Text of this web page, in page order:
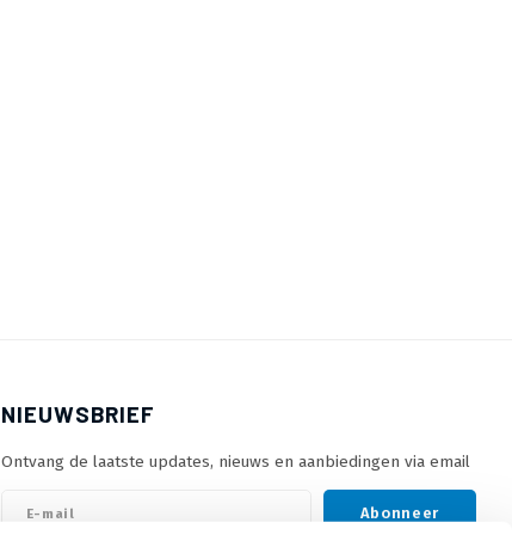
NIEUWSBRIEF
Ontvang de laatste updates, nieuws en aanbiedingen via email
Abonneer